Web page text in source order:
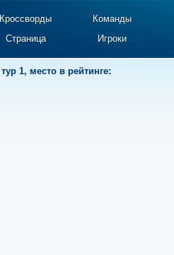
Кроссворды
Команды
Страница
Игроки
тур 1, место в рейтинге: